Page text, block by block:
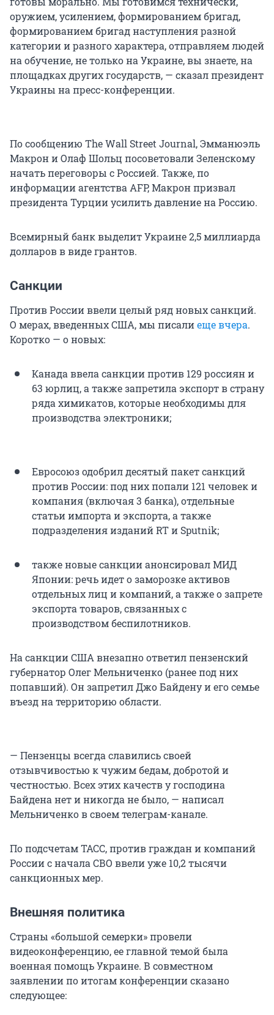
оружием, усилением, формированием бригад,
формированием бригад наступления разной
категории и разного характера, отправляем людей
на обучение, не только на Украине, вы знаете, на
площадках других государств, — сказал президент
Украины на пресс-конференции.
По сообщению The Wall Street Journal, Эмманюэль
Макрон и Олаф Шольц посоветовали Зеленскому
начать переговоры с Россией. Также, по
информации агентства AFP, Макрон призвал
президента Турции усилить давление на Россию.
Всемирный банк выделит Украине 2,5 миллиарда
долларов в виде грантов.
Санкции
Против России ввели целый ряд новых санкций.
О мерах, введенных США, мы писалиеще вчера.
Коротко — о новых:
Канада ввела санкции против 129 россиян и
63 юрлиц, а также запретила экспорт в страну
ряда химикатов, которые необходимы для
производства электроники;
Евросоюз одобрил десятый пакет санкций
против России: под них попали 121 человек и
компания (включая 3 банка), отдельные
статьи импорта и экспорта, а также
подразделения изданий RT и Sputnik;
также новые санкции анонсировал МИД
Японии: речь идет о заморозке активов
отдельных лиц и компаний, а также о запрете
экспорта товаров, связанных с
производством беспилотников.
На санкции США внезапно ответил пензенский
губернатор Олег Мельниченко (ранее под них
попавший). Он запретил Джо Байдену и его семье
въезд на территорию области.
— Пензенцы всегда славились своей
отзывчивостью к чужим бедам, добротой и
честностью. Всех этих качеств у господина
Байдена нет и никогда не было, — написал
Мельниченко в своем телеграм-канале.
По подсчетам ТАСС, против граждан и компаний
России с начала СВО ввели уже 10,2 тысячи
санкционных мер.
Внешняя политика
Страны «большой семерки» провели
видеоконференцию, ее главной темой была
военная помощь Украине. В совместном
заявлении по итогам конференции сказано
следующее: